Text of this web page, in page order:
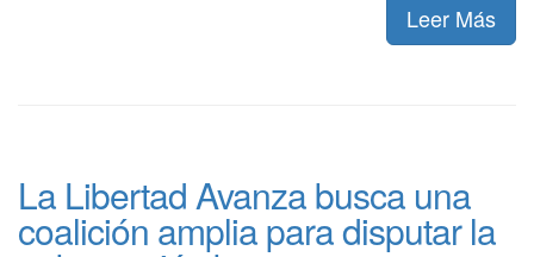
Leer Más
La Libertad Avanza busca una
coalición amplia para disputar la